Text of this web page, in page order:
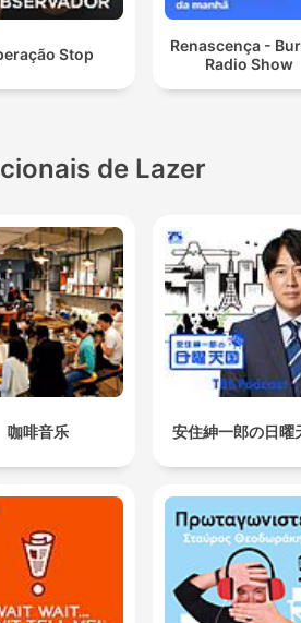
Stop
Renascença -
Radio Show
de Lazer
咖啡音乐 安住紳一郎の日曜